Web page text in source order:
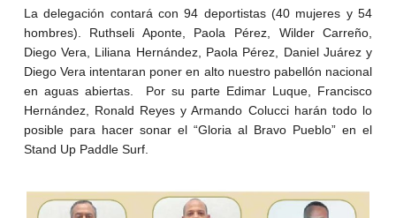
La delegación contará con 94 deportistas (40 mujeres y 54
hombres). Ruthseli Aponte, Paola Pérez, Wilder Carreño,
Diego Vera, Liliana Hernández, Paola Pérez, Daniel Juárez y
Diego Vera intentaran poner en alto nuestro pabellón nacional
en aguas abiertas. Por su parte Edimar Luque, Francisco
Hernández, Ronald Reyes y Armando Colucci harán todo lo
posible para hacer sonar el “Gloria al Bravo Pueblo” en el
Stand Up Paddle Surf.